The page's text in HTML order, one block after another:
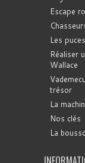
Escape
Les
Réaliser
Wallace
trésor
La
Nos clés
La